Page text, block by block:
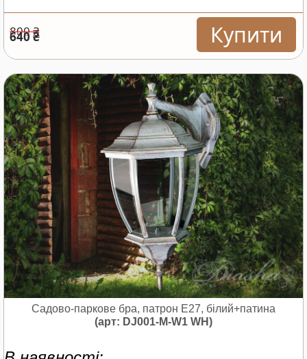
800 ₴
640 ₴ Купити
Садово-паркове бра, патрон Е27, білий+патина
(арт: DJ001-M-W1 WH)